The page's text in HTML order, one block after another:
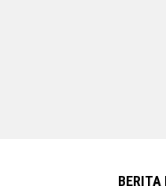
BERITA